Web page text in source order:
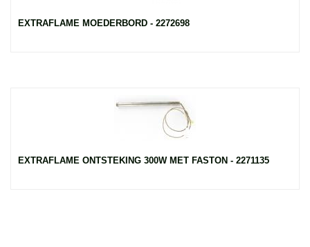
EXTRAFLAME MOEDERBORD - 2272698
EXTRAFLAME ONTSTEKING 300W MET FASTON - 2271135